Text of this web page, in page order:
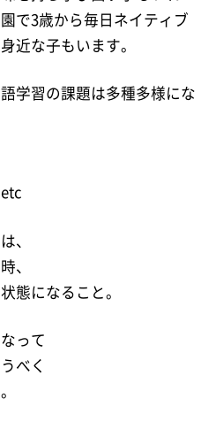
で3歳から毎日ネイティブ
近な子もいます。
学習の課題は多種多様にな
、
、
態になること。
って
べく